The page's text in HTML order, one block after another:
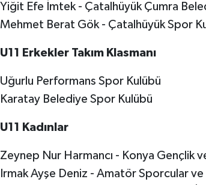
Yiğit Efe İmtek - Çatalhüyük Çumra
Mehmet Berat Gök - Çatalhüyük Spor
U11 Erkekler Takım Klasmanı
Uğurlu Performans Spor Kulübü
Karatay Belediye Spor Kulübü
U11 Kadınlar
Zeynep Nur Harmancı - Konya Gençlik
Irmak Ayşe Deniz - Amatör Sporcular